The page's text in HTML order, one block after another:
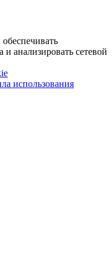
анализировать сетевой
использования